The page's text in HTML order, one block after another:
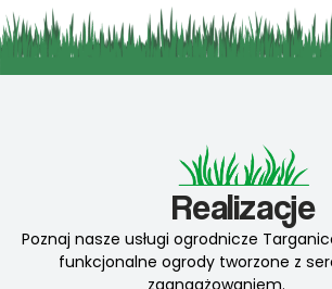
Realizacje
Poznaj nasze usługi ogrodnicze
funkcjonalne ogrody tworzone z
zaangażowaniem.